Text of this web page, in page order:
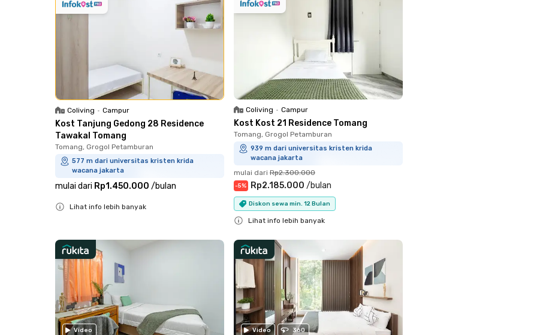
Coliving • Campur
Kost Tanjung Gedong 28 Residence
Tawakal Tomang
Tomang, Grogol Petamburan
577 m dari universitas kristen krida
wacana jakarta
mulai dari Rp1.450.000 /bulan
Lihat info lebih banyak
Coliving • Campur
Kost Kost 21 Residence Tomang
Tomang, Grogol Petamburan
939 m dari universitas kristen krida
wacana jakarta
mulai dari Rp2.300.000
-5% Rp2.185.000 /bulan
Diskon sewa min. 12 Bulan
Lihat info lebih banyak
Video Video 360